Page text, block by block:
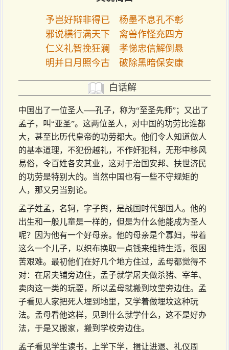
予岂好辩非得已 杨墨不息孔不彰
邪说横行满天下 禽兽作怪充四方
仁义礼智挽狂澜 孝悌忠信解倒悬
明并日月照今古 破除黑暗保安康
白话解
中国出了一位圣人──孔子，称为“至圣先师”；又出了
孟子，叫“亚圣”。这两位圣人，对中国的功劳比谁都
大，甚至比历代皇帝的功劳都大。他们令人知道做人
的基本道理，不犯份越礼，不作奸犯科，无形中移风
易俗，令百姓各安其业，这对于治国安邦、扶世济民
的功劳是特别大的。当然中国也有一些不守规矩的
人，那又另当别论。
孟子姓孟，名轲，字子舆，是战国时代邹国人。他的
出生和一般儿童是一样的，但是为什么他能成为圣人
呢？因为他有一个好母亲。他的母亲是个寡妇，带着
这么一个儿子，以织布换取一点钱来维持生活，很困
苦艰难。最初他们在好几个地方住过，孟母都觉得不
对：在屠夫铺旁边住，孟子就学屠夫做杀猪、宰羊、
卖肉这一类的玩耍，所以孟母就搬到坟茔旁边住。孟
子看见人家把死人埋到地里，又学着做埋坟这种玩
法。孟母看他这样，见到什么就学什么，这不是好办
法，于是又搬家，搬到学校旁边住。
孟子看见学生读书，上学下学，揖让进退、礼仪周